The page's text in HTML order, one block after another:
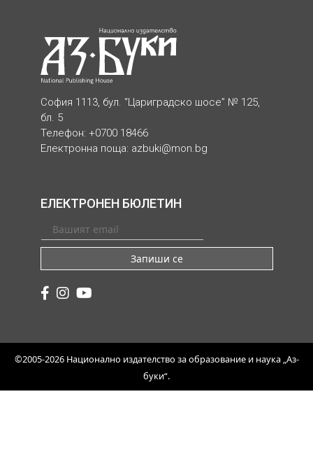
София 1113, бул. “Цариградско шосе” № 125,
бл. 5
Телефон: +0700 18466
Електронна поща: azbuki@mon.bg
ЕЛЕКТРОНЕН БЮЛЕТИН
Запиши се
©2005-2026 Национално издателство за образование и наука „Аз-
буки“.